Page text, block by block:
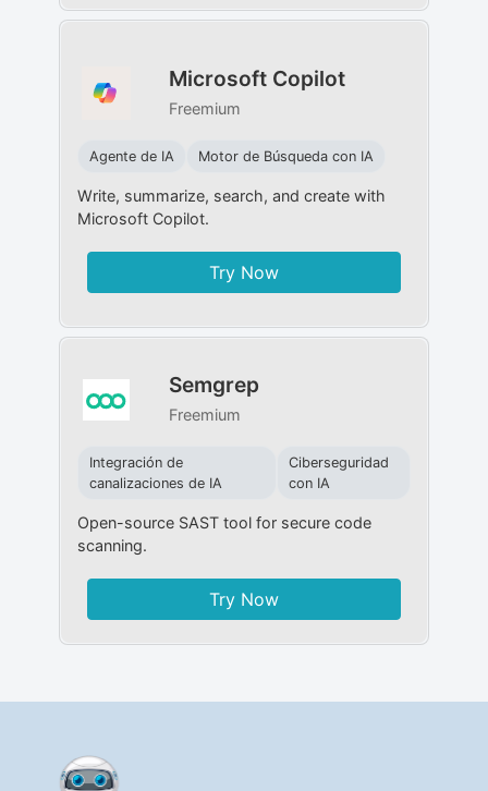
Microsoft Copilot
Freemium
Agente de IA Motor de Búsqueda con IA
Write, summarize, search, and create with
Microsoft Copilot.
Try Now
Semgrep
Freemium
Integración de
canalizaciones de IA
Ciberseguridad
con IA
Open-source SAST tool for secure code
scanning.
Try Now